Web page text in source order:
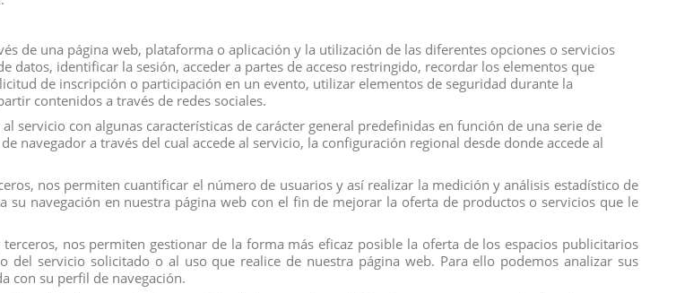
SWEET SEALMS DISNEY
MISTERY , EXP 15 UDS
View
BOLA ZURU MINI BRANDS
SNEAKERS EXP 30 UDS
PUZZLE PALZ DISNEY PRINCESS 3D
PUZZLE ERASER, EXP. 30 UDS
de una página web, plataforma o aplicación y la utilización de las diferentes opciones o servicios
identificar la sesión, acceder a partes de acceso restringido, recordar los elementos que
de inscripción o participación en un evento, utilizar elementos de seguridad durante la
contenidos a través de redes sociales.
servicio con algunas características de carácter general predefinidas en función de una serie de
a través del cual accede al servicio, la configuración regional desde donde accede al
nos permiten cuantificar el número de usuarios y así realizar la medición y análisis estadístico de
navegación en nuestra página web con el fin de mejorar la oferta de productos o servicios que le
nos permiten gestionar de la forma más eficaz posible la oferta de los espacios publicitarios
servicio solicitado o al uso que realice de nuestra página web. Para ello podemos analizar sus
con su perfil de navegación.